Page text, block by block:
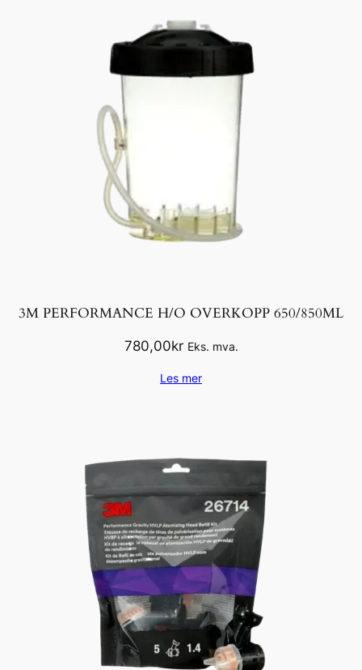
3M PERFORMANCE H/O OVERKOPP 650/850ML
780,00kr Eks. mva.
Les mer